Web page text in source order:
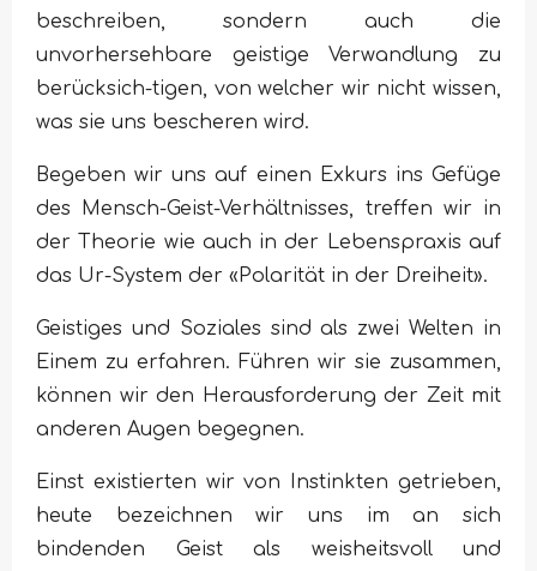
beschreiben, sondern auch die
unvorhersehbare geistige Verwandlung zu
berücksich-tigen, von welcher wir nicht wissen,
was sie uns bescheren wird.
Begeben wir uns auf einen Exkurs ins Gefüge
des Mensch-Geist-Verhältnisses, treffen wir in
der Theorie wie auch in der Lebenspraxis auf
das Ur-System der «Polarität in der Dreiheit».
Geistiges und Soziales sind als zwei Welten in
Einem zu erfahren. Führen wir sie zusammen,
können wir den Herausforderung der Zeit mit
anderen Augen begegnen.
Einst existierten wir von Instinkten getrieben,
heute bezeichnen wir uns im an sich
bindenden Geist als weisheitsvoll und